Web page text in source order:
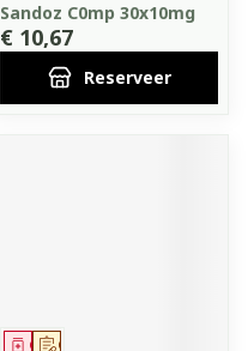
Sandoz C0mp 30x10mg
€ 10,67
Reserveer
Op voorschrift
Geneesmiddel